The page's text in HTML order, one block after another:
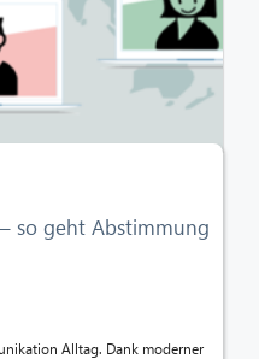
so geht Abstimmung
Alltag. Dank moderner